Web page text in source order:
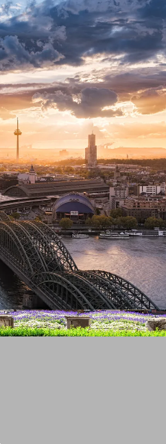
Ihnen über Cookies ein
anzeigen. Über „anpassen”
Cookies gespeichert.
akzeptieren.